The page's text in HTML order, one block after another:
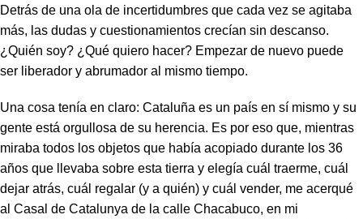
Detrás de una ola de incertidumbres que cada vez se agitaba
más, las dudas y cuestionamientos crecían sin descanso.
¿Quién soy? ¿Qué quiero hacer? Empezar de nuevo puede
ser liberador y abrumador al mismo tiempo.
Una cosa tenía en claro: Cataluña es un país en sí mismo y su
gente está orgullosa de su herencia. Es por eso que, mientras
miraba todos los objetos que había acopiado durante los 36
años que llevaba sobre esta tierra y elegía cuál traerme, cuál
dejar atrás, cuál regalar (y a quién) y cuál vender, me acerqué
al Casal de Catalunya de la calle Chacabuco, en mi